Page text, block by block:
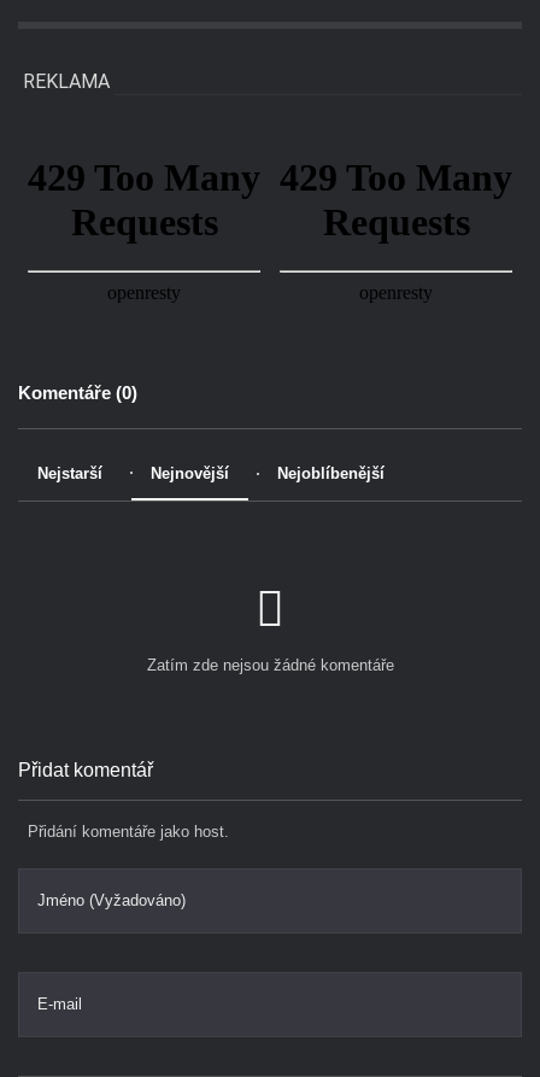
REKLAMA
Komentáře (0)
Nejstarší Nejnovější Nejoblíbenější
Zatím zde nejsou žádné komentáře
Přidat komentář
Přidání komentáře jako host.
Jméno (Vyžadováno)
E-mail